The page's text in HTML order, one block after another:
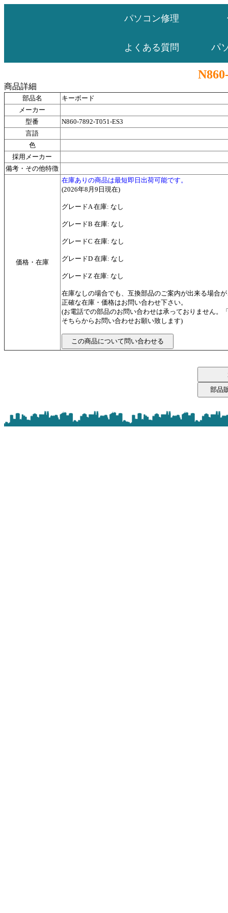
パソコン修理
よくある質問 パ
商品詳細
部品名
キーボード
メーカー
型番
N860-7892-T051-ES3
言語
色
採用メーカー
備考・その他特徴
価格・在庫
在庫ありの商品は最短即日出荷可能です。
(2026年8月9日現在)
グレードA 在庫: なし
グレードB 在庫: なし
グレードC 在庫: なし
グレードD 在庫: なし
グレードZ 在庫: なし
在庫なしの場合でも、互換部品のご案内が出来る場合
正確な在庫・価格はお問い合わせ下さい。
(お電話での部品のお問い合わせは承っておりません。
そちらからお問い合わせお願い致します)